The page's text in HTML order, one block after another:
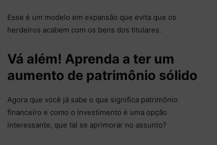
Esse é um modelo em expansão que evita que os
herdeiros acabem com os bens dos titulares.
Vá além! Aprenda a ter um
aumento de patrimônio sólido
Agora que você já sabe o que significa patrimônio
financeiro e como o investimento é uma opção
interessante, que tal se aprimorar no assunto?